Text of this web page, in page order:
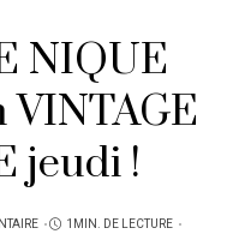
NIQUE
VINTAGE
jeudi !
1MIN. DE LECTURE